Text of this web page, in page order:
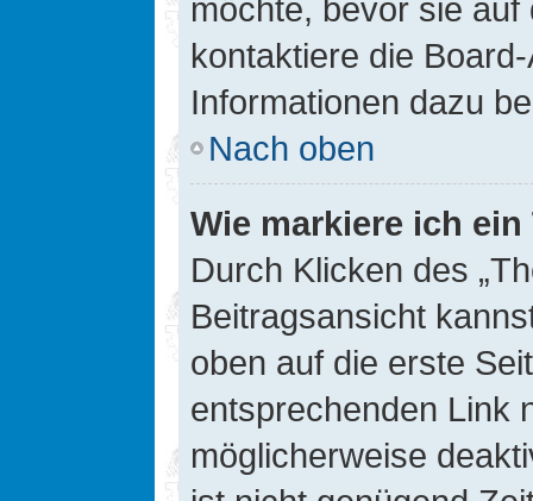
möchte, bevor sie
kontaktiere die
Informationen dazu
Nach oben
Wie markiere ich
Durch Klicken des
Beitragsansicht
oben auf die erste
entsprechenden Link
möglicherweise